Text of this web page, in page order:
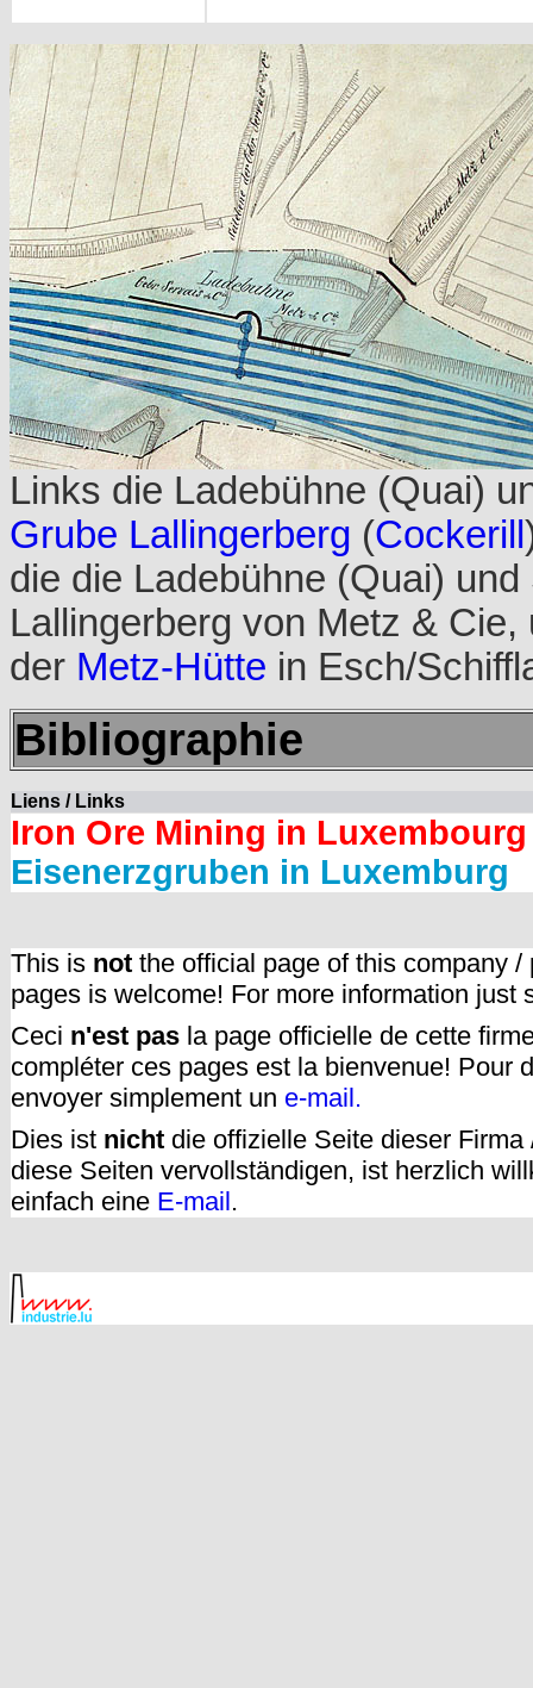
Links die Ladebühne (Quai)
Grube Lallingerberg (Cockerill
die die Ladebühne (Quai)
Lallingerberg von Metz &
der Metz-Hütte in Esch/
Bibliographie
Liens / Links
Iron Ore Mining in Luxembourg
Eisenerzgruben in Luxemburg
This is not the official page of this company
pages is welcome! For more information just
Ceci n'est pas la page officielle de cette
compléter ces pages est la bienvenue! Pour
envoyer simplement un e-mail.
Dies ist nicht die offizielle Seite dieser
diese Seiten vervollständigen, ist herzlich
einfach eine E-mail.